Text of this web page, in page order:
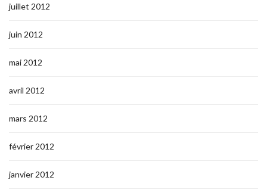
juillet 2012
juin 2012
mai 2012
avril 2012
mars 2012
février 2012
janvier 2012